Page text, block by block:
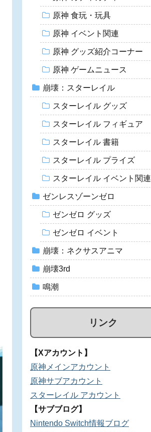
原神 食玩・玩具
原神 イベント関連
原神 グッズ紹介コーナー
原神 ゲームニュース
崩壊：スターレイル
スターレイル グッズ
スターレイル フィギュア
スターレイル 書籍
スターレイル プライズ
スターレイル イベント関連
ゼンレスゾーンゼロ
ゼンゼロ グッズ
ゼンゼロ イベント
崩壊：ネクサスアニマ
崩壊3rd
鳴潮
リンク
【Xアカウント】
原神メインアカウント
原神サブアカウント
スターレイル アカウント
【サブブログ】
Nintendo Switch情報ブログ